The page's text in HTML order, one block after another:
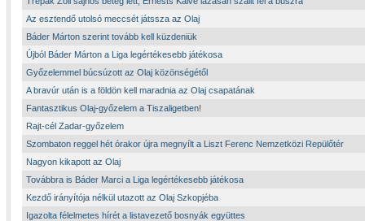
Az esztendő utolsó meccsét játssza az Olaj
Báder Márton szerint tovább kell küzdeniük
Újból Báder Márton a Liga legértékesebb játékosa
Győzelemmel búcsúzott az Olaj közönségétől
A bravúr után is a földön kell maradnia az Olaj csapatának
Fantasztikus Olaj-győzelem a Tiszaligetben!
Rajt-cél Zadar-győzelem
Szombaton reggel hét órakor újra megnyílt a Liszt Ferenc Nemzetközi Repülőtér
Nagyon kikapott az Olaj
Továbbra is Báder Marci a Liga legértékesebb játékosa
Kezdő irányítója nélkül utazott az Olaj Szkopjéba
Igazolta félelmetes hírét a listavezető bosnyák együttes